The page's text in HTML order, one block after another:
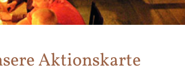
Aktionskarte